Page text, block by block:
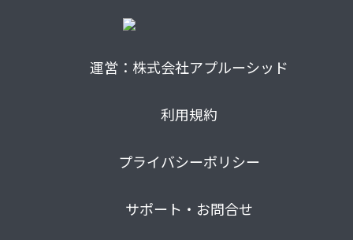
運営：株式会社アプルーシッド
利用規約
プライバシーポリシー
サポート・お問合せ